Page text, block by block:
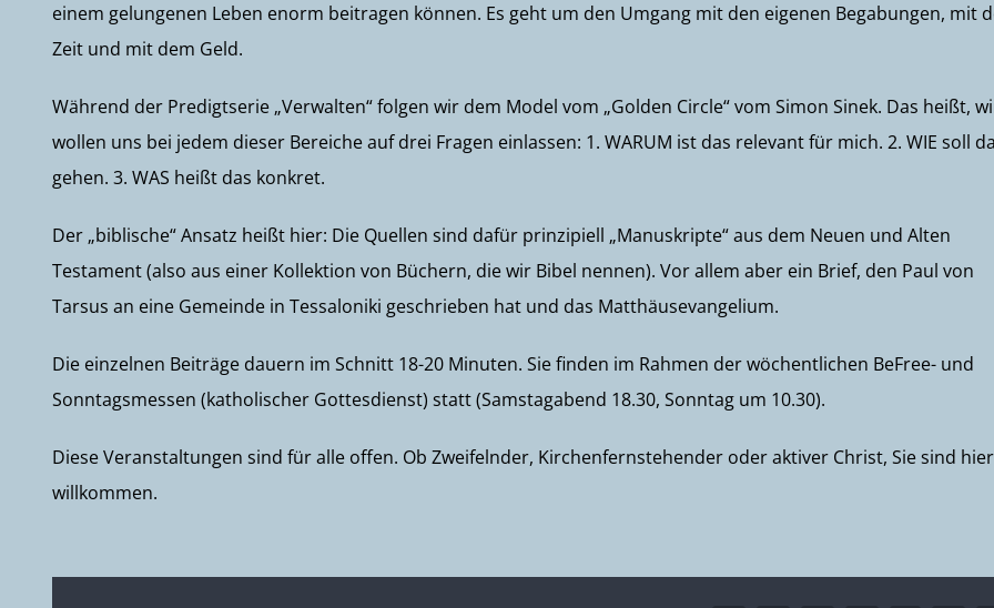
einem gelungenen Leben enorm beitragen können. Es geht um den Umgang mit den eigenen Begabungen, mit
Zeit und mit dem Geld.
Während der Predigtserie „Verwalten“ folgen wir dem Model vom „Golden Circle“ vom Simon Sinek. Das heißt,
wollen uns bei jedem dieser Bereiche auf drei Fragen einlassen: 1. WARUM ist das relevant für mich. 2. WIE soll
gehen. 3. WAS heißt das konkret.
Der „biblische“ Ansatz heißt hier: Die Quellen sind dafür prinzipiell „Manuskripte“ aus dem Neuen und Alten
Testament (also aus einer Kollektion von Büchern, die wir Bibel nennen). Vor allem aber ein Brief, den Paul von
Tarsus an eine Gemeinde in Tessaloniki geschrieben hat und das Matthäusevangelium.
Die einzelnen Beiträge dauern im Schnitt 18-20 Minuten. Sie finden im Rahmen der wöchentlichen BeFree- und
Sonntagsmessen (katholischer Gottesdienst) statt (Samstagabend 18.30, Sonntag um 10.30).
Diese Veranstaltungen sind für alle offen. Ob Zweifelnder, Kirchenfernstehender oder aktiver Christ, Sie sind hier
willkommen.